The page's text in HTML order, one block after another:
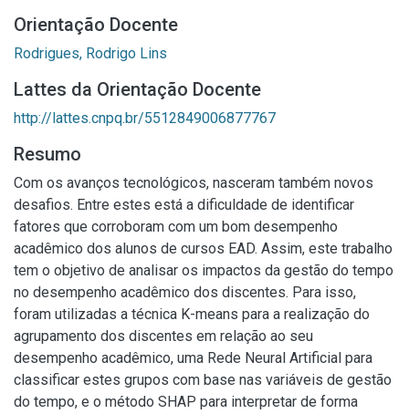
Orientação Docente
Rodrigues, Rodrigo Lins
Lattes da Orientação Docente
http://lattes.cnpq.br/5512849006877767
Resumo
Com os avanços tecnológicos, nasceram também novos
desafios. Entre estes está a dificuldade de identificar
fatores que corroboram com um bom desempenho
acadêmico dos alunos de cursos EAD. Assim, este trabalho
tem o objetivo de analisar os impactos da gestão do tempo
no desempenho acadêmico dos discentes. Para isso,
foram utilizadas a técnica K-means para a realização do
agrupamento dos discentes em relação ao seu
desempenho acadêmico, uma Rede Neural Artificial para
classificar estes grupos com base nas variáveis de gestão
do tempo, e o método SHAP para interpretar de forma